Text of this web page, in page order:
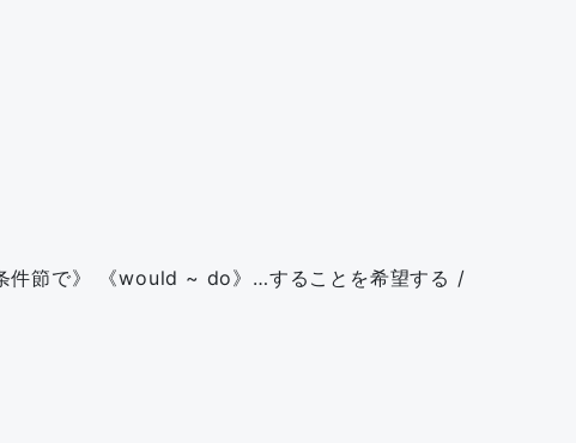
件節で》 《would ~ do》…することを希望する /